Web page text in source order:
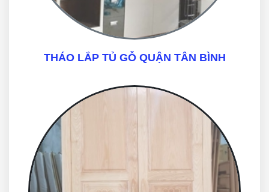
THÁO LẮP TỦ GỖ QUẬN TÂN BÌNH